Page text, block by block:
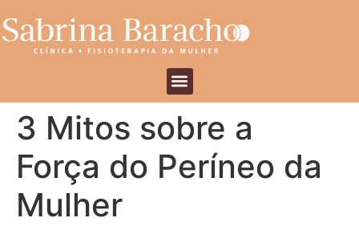
3 Mitos sobre a
Força do Períneo da
Mulher